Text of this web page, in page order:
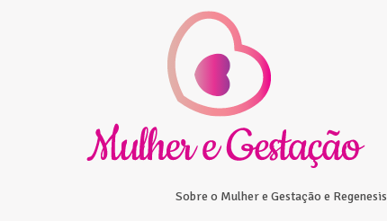
Sobre o Mulher e Gestação e Regenesis